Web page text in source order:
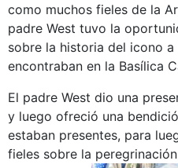
como muchos fieles de la
padre West tuvo la
sobre la historia del icono
encontraban en la Basílica
El padre West dio una
y luego ofreció una
estaban presentes, para
fieles sobre la